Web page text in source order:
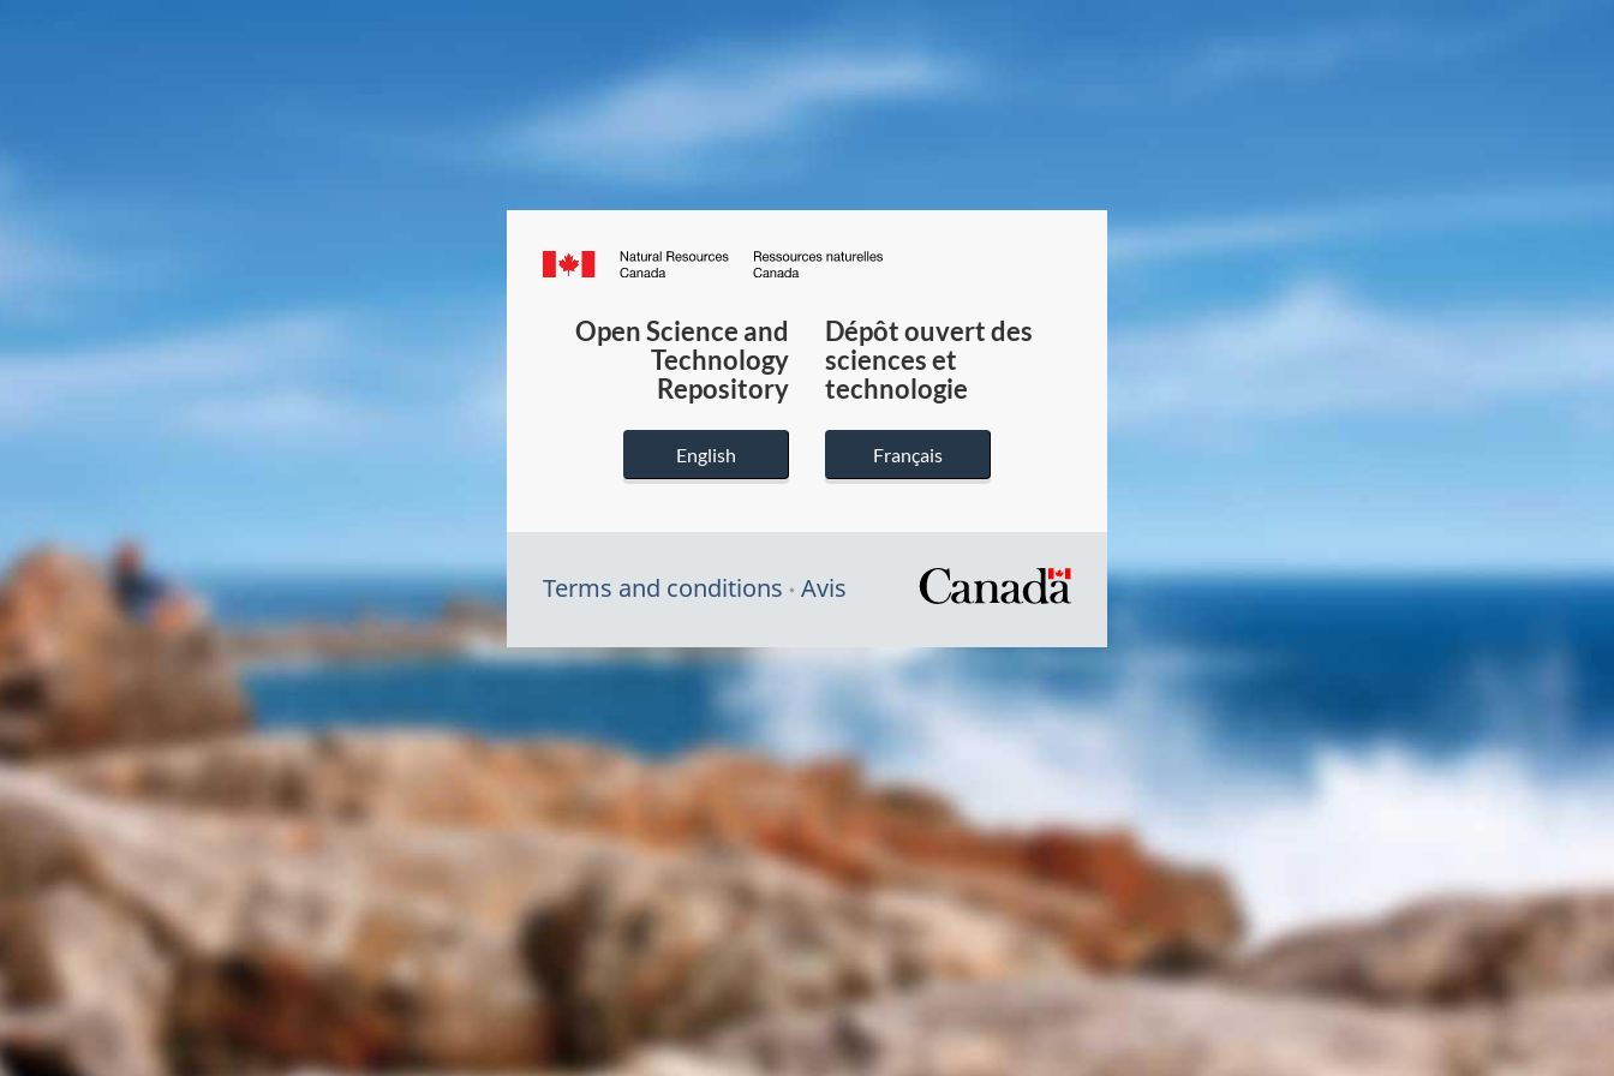
Canada.ca
du
Canada
Open Science and
Technology
Repository
English
Dépôt ouvert des
sciences et
technologie
Français
Terms and conditions Avis
/
gouvernement